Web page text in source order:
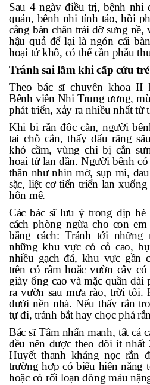
Sau 4 ngày điều trị, bệnh
quản, bệnh nhi tỉnh táo, hồi
cẳng bàn chân trái đỡ sưng
hậu quả để lại là ngón cái
hoại tử khô, có thể cần phẫu
Tránh sai lầm khi cấp cứu
Theo bác sĩ chuyên khoa II
Bệnh viện Nhi Trung ương,
phát triển, xảy ra nhiều nhất từ
Khi bị rắn độc cắn, người
tại chỗ cắn, thấy dấu răng
khó cầm, vùng chi bị cắn
hoại tử lan dần. Người bệnh
thân như nhìn mờ, sụp mi,
sặc, liệt cơ tiến triển lan
hôn mê.
Các bác sĩ lưu ý trong dịp hè
cách phòng ngừa cho con
bằng cách: Tránh tới
những khu vực có cỏ cao,
nhiều gạch đá, khu vực gần
trên cỏ rậm hoặc vườn cây
giày ống cao và mặc quần dài
ra vườn sau mưa rào, trời tối.
dưới nền nhà. Nếu thấy rắn
tự đi, tránh bắt hay chọc phá
Bác sĩ Tâm nhấn mạnh, tất cả
đều nên được theo dõi ít
Huyết thanh kháng nọc rắn
trường hợp có biểu hiện nặng
hoặc có rối loạn đông máu